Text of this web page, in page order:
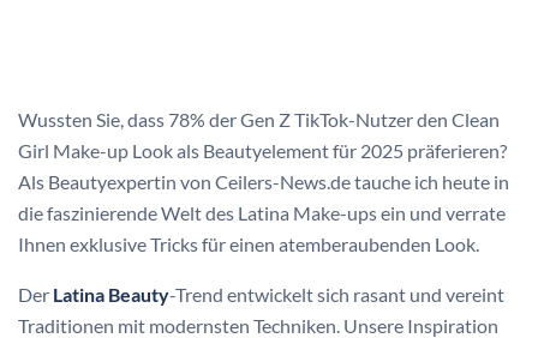
Wussten Sie, dass 78% der Gen Z TikTok-Nutzer den Clean
Girl Make-up Look als Beautyelement für 2025 präferieren?
Als Beautyexpertin von Ceilers-News.de tauche ich heute in
die faszinierende Welt des Latina Make-ups ein und verrate
Ihnen exklusive Tricks für einen atemberaubenden Look.
Der Latina Beauty-Trend entwickelt sich rasant und vereint
Traditionen mit modernsten Techniken. Unsere Inspiration